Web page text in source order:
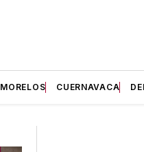
MORELOS CUERNAVACA